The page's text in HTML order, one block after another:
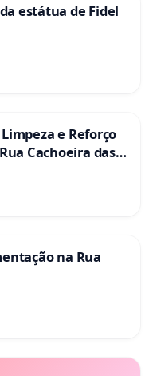
estátua de Fidel
e Reforço
Cachoeira das
na Rua